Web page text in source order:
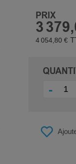
PRIX
3
4 054,80 €
-